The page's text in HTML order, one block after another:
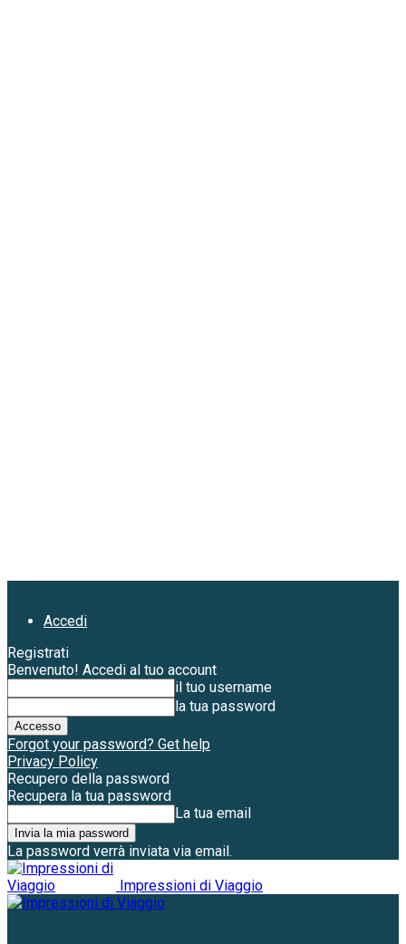
Accedi
Registrati
Benvenuto! Accedi al tuo account
il tuo username
la tua password
Forgot your password? Get help
Privacy Policy
Recupero della password
Recupera la tua password
La tua email
La password verrà inviata via email.
Impressioni di Viaggio